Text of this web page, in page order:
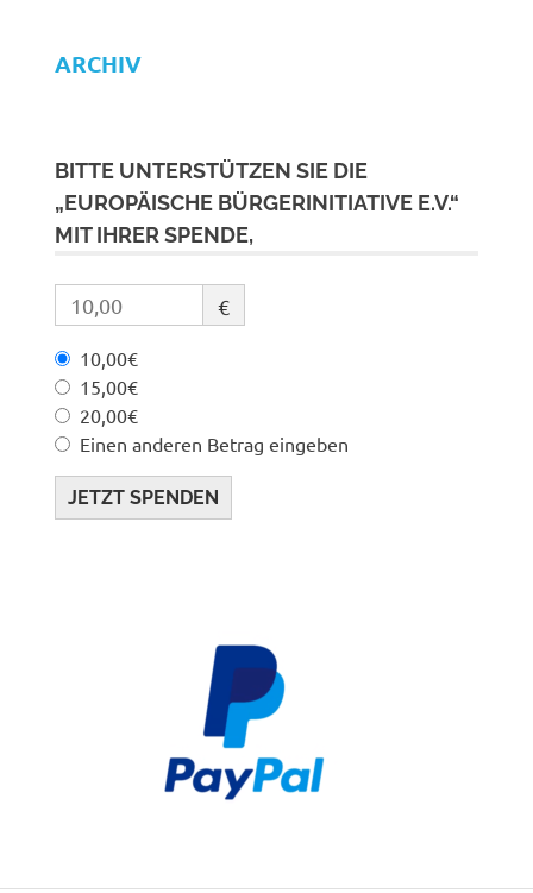
ARCHIV
BITTE UNTERSTÜTZEN SIE DIE
„EUROPÄISCHE BÜRGERINITIATIVE E.V.“
MIT IHRER SPENDE,
€
10,00€
15,00€
20,00€
Einen anderen Betrag eingeben
JETZT SPENDEN